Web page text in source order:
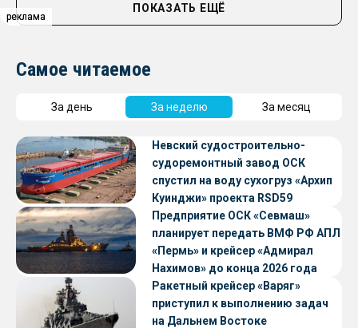
реклама
реклама
реклама
ПОКАЗАТЬ ЕЩЁ
Самое читаемое
За день За неделю За месяц
Невский судостроительно-
судоремонтный завод ОСК
спустил на воду сухогруз «Архип
Куинджи» проекта RSD59
Предприятие ОСК «Севмаш»
планирует передать ВМФ РФ АПЛ
«Пермь» и крейсер «Адмирал
Нахимов» до конца 2026 года
Ракетный крейсер «Варяг»
приступил к выполнению задач
на Дальнем Востоке